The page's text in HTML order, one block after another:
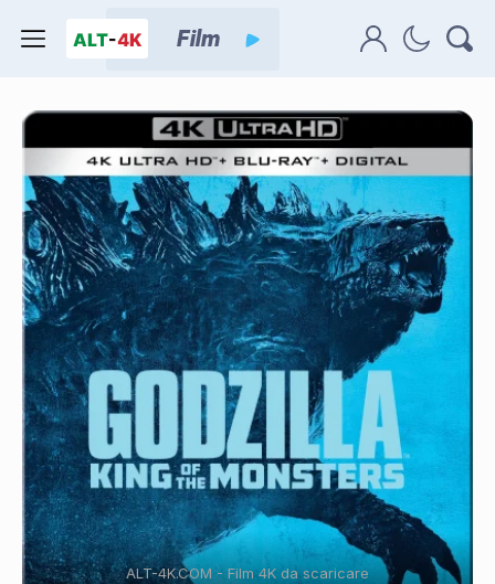
ALT-4K.COM - Film 4K da scaricare